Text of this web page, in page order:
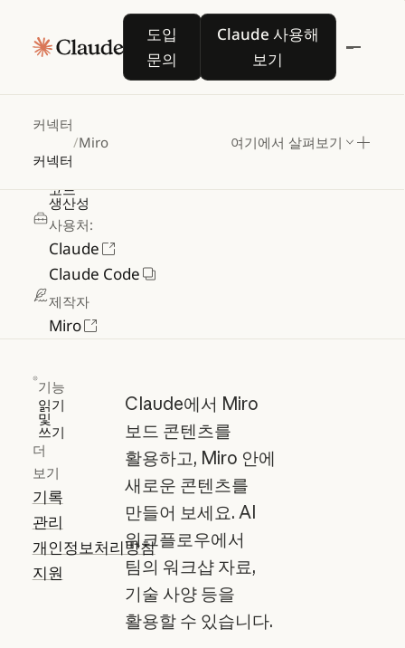
도입
문의
도입 문의
Claude 사용해
보기
Claude 사용해 보기
커넥터
커넥터
/Miro 여기에서 살펴보기
Miro
카테고리
코드
생산성
사용처:
Claude
Claude Code
제작자
Miro
기능
읽기
및
쓰기
더
보기
기록
관리
개인정보처리방침
지원
Claude에서 Miro
보드 콘텐츠를
활용하고, Miro 안에
새로운 콘텐츠를
만들어 보세요. AI
워크플로우에서
팀의 워크샵 자료,
기술 사양 등을
활용할 수 있습니다.